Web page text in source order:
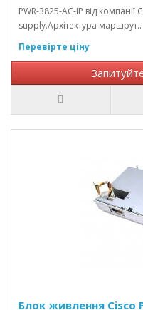
PWR-3825-AC-IP від
supply.Архітектура маршрут..
Перевірте ціну
Блок живлення Cisco